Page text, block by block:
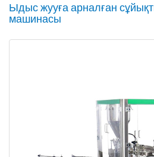
Ыдыс жууға арналған
машинасы